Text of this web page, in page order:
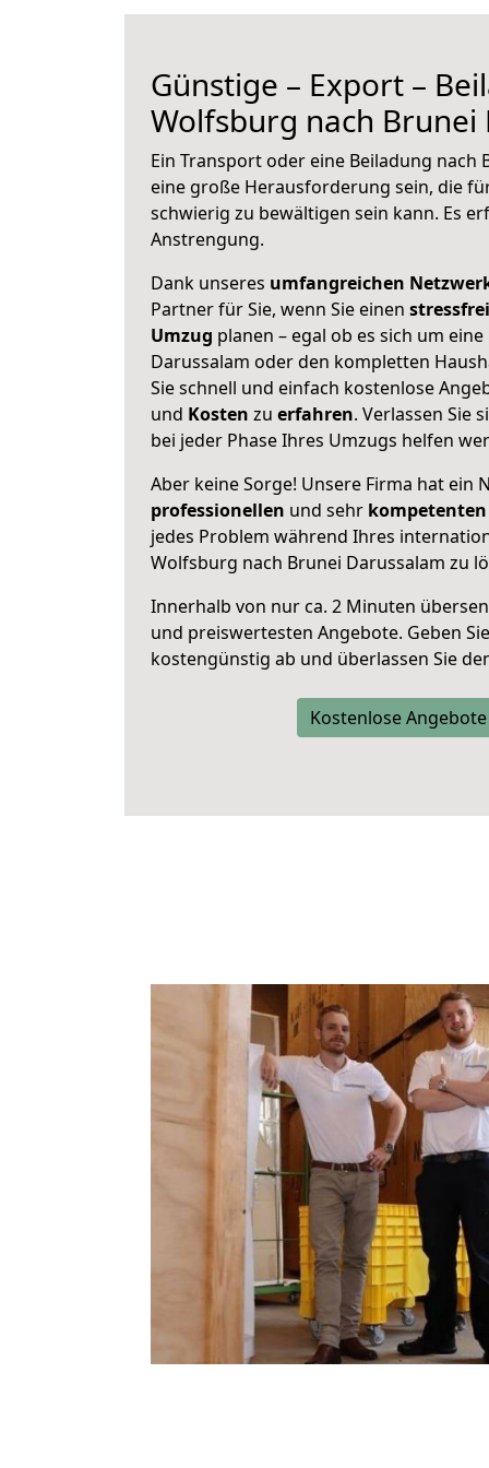
Günstige – Export –
Wolfsburg nach Brunei
Ein Transport oder eine Beiladung nach
eine große Herausforderung sein, die
schwierig zu bewältigen sein kann. Es
Anstrengung.
Dank unseres umfangreichen
Partner für Sie, wenn Sie einen
Umzug planen – egal ob es sich um
Darussalam oder den kompletten
Sie schnell und einfach kostenlose
und Kosten zu erfahren. Verlassen Sie
bei jeder Phase Ihres Umzugs helfen
Aber keine Sorge! Unsere Firma hat ein
professionellen und sehr
jedes Problem während Ihres
Wolfsburg nach Brunei Darussalam zu
Innerhalb von nur ca. 2 Minuten
und preiswertesten Angebote. Geben
kostengünstig ab und überlassen Sie
Kostenlose